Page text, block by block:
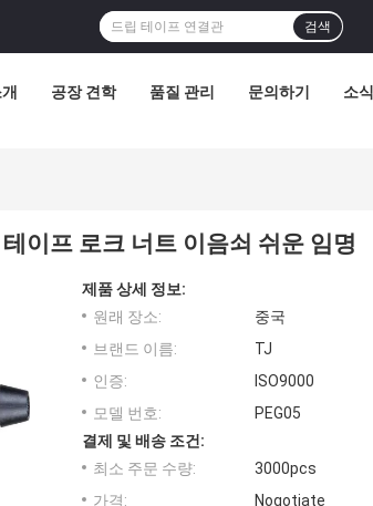
검색
공장 견학 품질 관리 문의하기 소식
이프 로크 너트 이음쇠 쉬운 임명
제품 상세 정보:
원래 장소:
중국
브랜드 이름:
TJ
인증:
ISO9000
모델 번호:
PEG05
결제 및 배송 조건:
최소 주문 수량:
3000pcs
가격:
Nogotiate